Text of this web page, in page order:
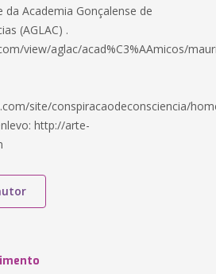
da Academia Gonçalense de
(AGLAC) .
view/aglac/acad%C3%AAmicos/
site/conspiracaodeconsciencia/
http://arte-